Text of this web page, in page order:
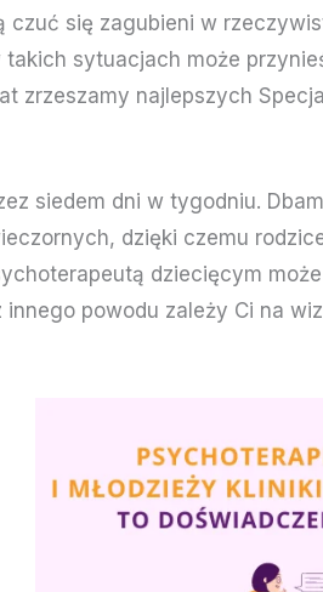
czuć się zagubieni w
sytuacjach może
zrzeszamy najlepszych
siedem dni w tygodniu.
dzięki czemu
dziecięcym
powodu zależy Ci na